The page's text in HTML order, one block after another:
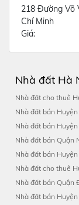
218 Đường Võ
Chí Minh
Giá:
Nhà đất Hà
Nhà đất cho thuê
Nhà đất bán
Nhà đất bán
Nhà đất bán Quận
Nhà đất bán Huyện
Nhà đất bán Quận
Nhà đất bán